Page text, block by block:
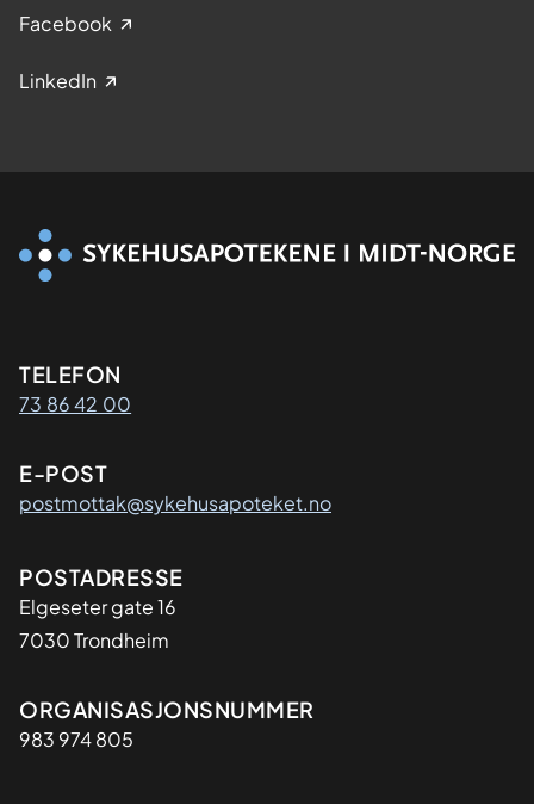
Facebook
LinkedIn
Kontaktinformasjon
TELEFON
73 86 42 00
E-POST
postmottak@sykehusapoteket.no
Adresse
POSTADRESSE
Elgeseter gate 16
7030 Trondheim
Organisasjon
ORGANISASJONSNUMMER
983 974 805